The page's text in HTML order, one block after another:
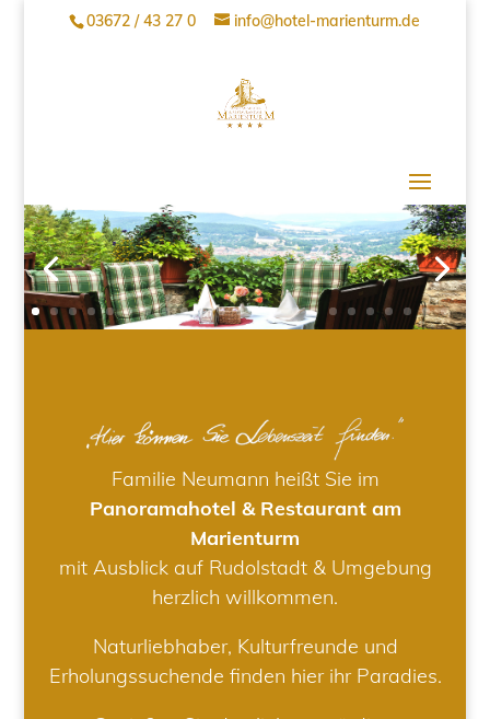
03672 / 43 27 0 info@hotel-marienturm.de
Familie Neumann heißt Sie im
Panoramahotel & Restaurant am
Marienturm
mit Ausblick auf Rudolstadt & Umgebung
herzlich willkommen.
Naturliebhaber, Kulturfreunde und
Erholungssuchende finden hier ihr Paradies.